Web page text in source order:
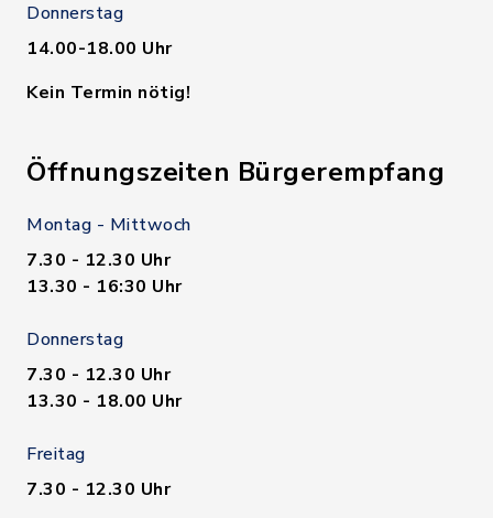
Donnerstag
14.00-18.00 Uhr
Kein Termin nötig!
Öffnungszeiten Bürgerempfang
Montag - Mittwoch
7.30 - 12.30 Uhr
13.30 - 16:30 Uhr
Donnerstag
7.30 - 12.30 Uhr
13.30 - 18.00 Uhr
Freitag
7.30 - 12.30 Uhr